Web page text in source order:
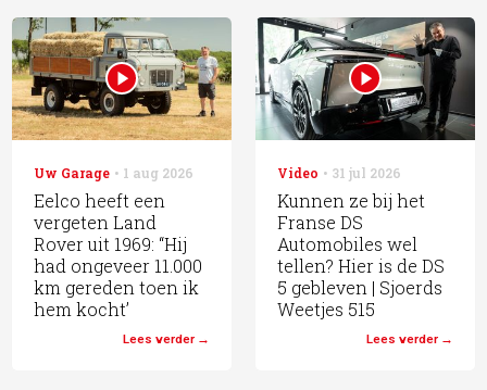
Uw Garage 1 aug 2026
Eelco heeft een
vergeten Land
Rover uit 1969: “Hij
had ongeveer 11.000
km gereden toen ik
hem kocht’
Lees verder
Video 31 jul 2026
Kunnen ze bij het
Franse DS
Automobiles wel
tellen? Hier is de DS
5 gebleven | Sjoerds
Weetjes 515
Lees verder